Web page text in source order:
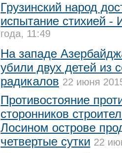
Грузинский народ
испытание стихией -
года, 11:49
На западе
убили двух детей из
радикалов 22 июня
Противостояние
сторонников
Лосином острове
четвертые сутки 22